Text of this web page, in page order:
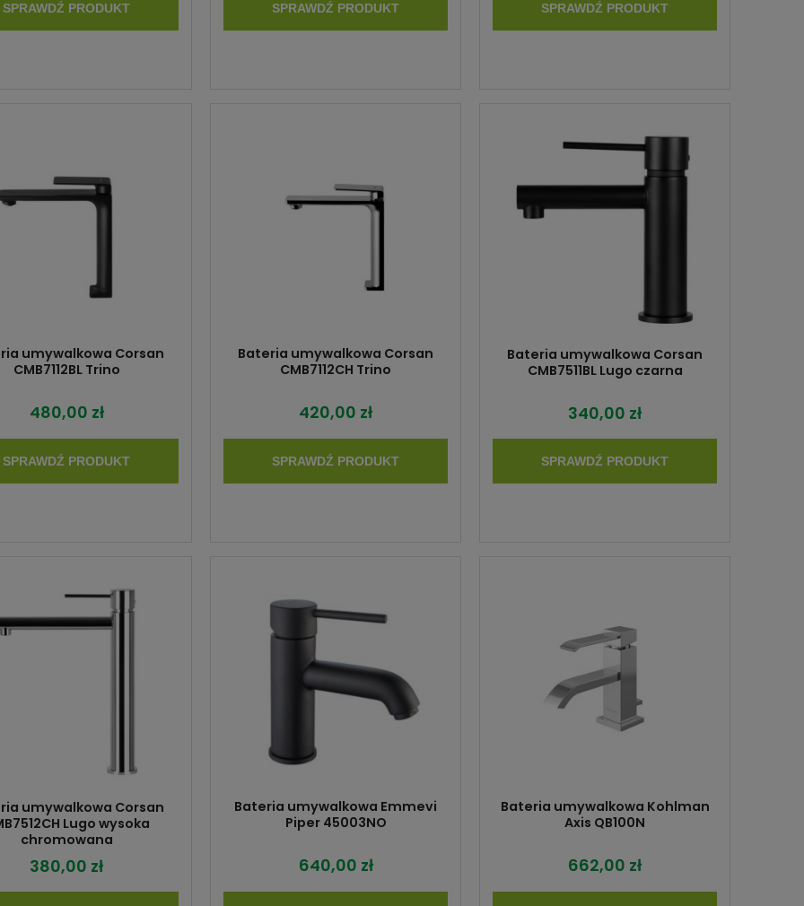
SPRAWDŹ PRODUKT SPRAWDŹ PRODUKT SPRAWDŹ PRODUKT
umywalkowa Corsan
CMB7112BL Trino
480,00 zł
SPRAWDŹ PRODUKT
Bateria umywalkowa Corsan
CMB7112CH Trino
420,00 zł
SPRAWDŹ PRODUKT
Bateria umywalkowa Corsan
CMB7511BL Lugo czarna
340,00 zł
SPRAWDŹ PRODUKT
umywalkowa Corsan
Lugo wysoka
chromowana
380,00 zł
Bateria umywalkowa Emmevi
Piper 45003NO
640,00 zł
Bateria umywalkowa Kohlman
Axis QB100N
662,00 zł